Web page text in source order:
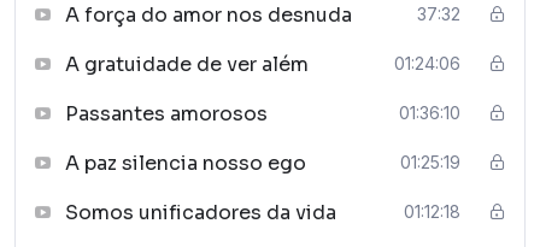
A força do amor nos desnuda 37:32
A gratuidade de ver além 01:24:06
Passantes amorosos 01:36:10
A paz silencia nosso ego 01:25:19
Somos unificadores da vida 01:12:18